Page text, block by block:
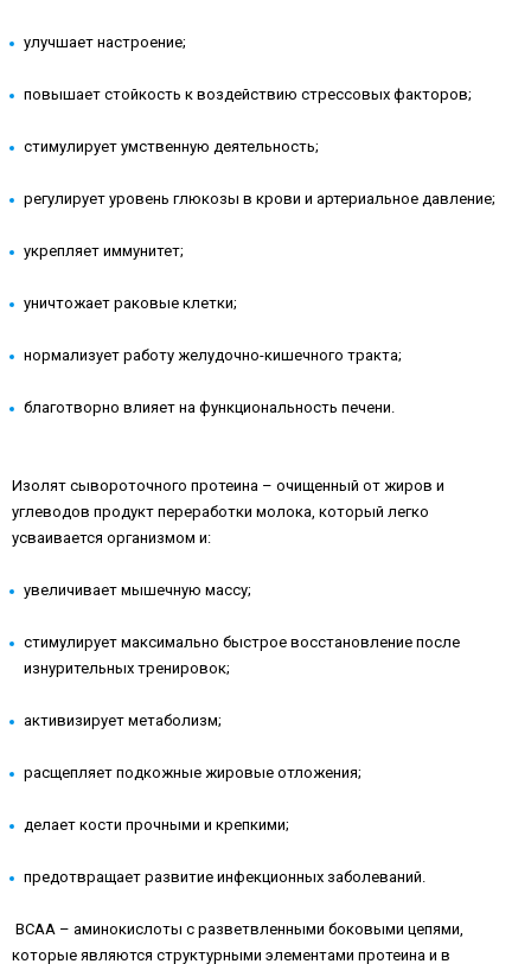
улучшает настроение;
повышает стойкость к воздействию стрессовых факторов;
стимулирует умственную деятельность;
регулирует уровень глюкозы в крови и артериальное давление;
укрепляет иммунитет;
уничтожает раковые клетки;
нормализует работу желудочно-кишечного тракта;
благотворно влияет на функциональность печени.
Изолят сывороточного протеина – очищенный от жиров и
углеводов продукт переработки молока, который легко
усваивается организмом и:
увеличивает мышечную массу;
стимулирует максимально быстрое восстановление после
изнурительных тренировок;
активизирует метаболизм;
расщепляет подкожные жировые отложения;
делает кости прочными и крепкими;
предотвращает развитие инфекционных заболеваний.
BCAA – аминокислоты с разветвленными боковыми цепями,
которые являются структурными элементами протеина и в